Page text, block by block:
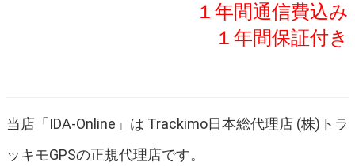
１年間通信費込み
１年間保証付き
当店「IDA-Online」は Trackimo日本総代理店 (株)トラ
ッキモGPSの正規代理店です。